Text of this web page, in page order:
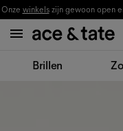
Onze winkelszijn gewoon open
Brillen